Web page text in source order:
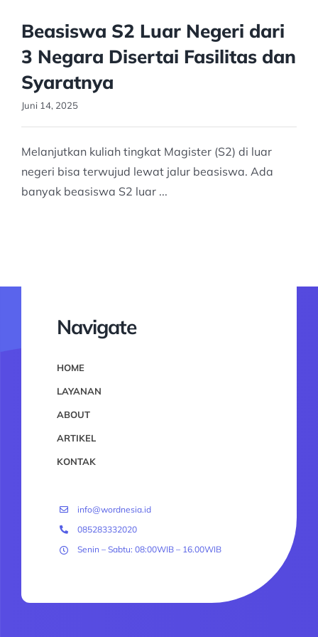
Beasiswa S2 Luar Negeri dari
3 Negara Disertai Fasilitas dan
Syaratnya
Juni 14, 2025
Melanjutkan kuliah tingkat Magister (S2) di luar
negeri bisa terwujud lewat jalur beasiswa. Ada
banyak beasiswa S2 luar ...
Navigate
HOME
LAYANAN
ABOUT
ARTIKEL
KONTAK
info@wordnesia.id
085283332020
Senin – Sabtu: 08:00WIB – 16.00WIB